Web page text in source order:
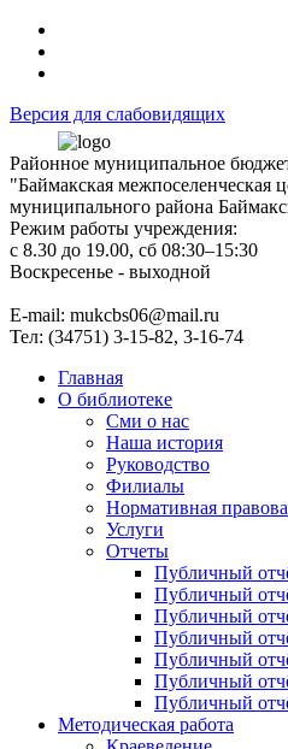
Версия для слабовидящих
Районное муниципальное
"Баймакская межпоселенческая
муниципального района
Режим работы учреждения:
с 8.30 до 19.00, сб 08:30–15:30
Воскресенье - выходной
Е-mail: mukcbs06@mail.ru
Тел: (34751) 3-15-82, 3-16-74
Главная
О библиотеке
Сми о нас
Наша история
Руководство
Филиалы
Нормативная
Услуги
Отчеты
Публичный
Публичный
Публичный
Публичный
Публичный
Публичный
Публичный
Методическая работа